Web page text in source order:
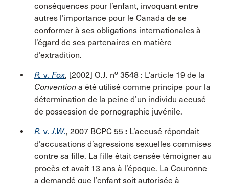
conséquences pour l’enfant, invoquant entre
autres l’importance pour le Canada de se
conformer à ses obligations internationales à
l’égard de ses partenaires en matière
d’extradition.
R. v. Fox, [2002] O.J. no 3548 : L’article 19 de la
Convention a été utilisé comme principe pour la
détermination de la peine d’un individu accusé
de possession de pornographie juvénile.
R. v. J.W., 2007 BCPC 55 : L’accusé répondait
d’accusations d’agressions sexuelles commises
contre sa fille. La fille était censée témoigner au
procès et avait 13 ans à l’époque. La Couronne
a demandé que l’enfant soit autorisée à